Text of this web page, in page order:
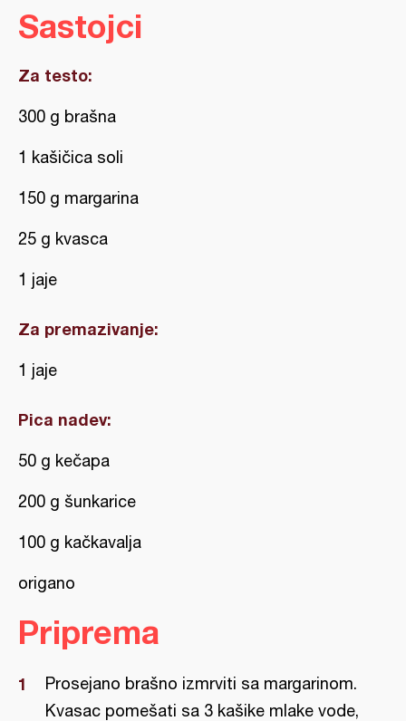
Sastojci
Za testo:
300 g brašna
1 kašičica soli
150 g margarina
25 g kvasca
1 jaje
Za premazivanje:
1 jaje
Pica nadev:
50 g kečapa
200 g šunkarice
100 g kačkavalja
origano
Priprema
Prosejano brašno izmrviti sa margarinom.
Kvasac pomešati sa 3 kašike mlake vode,